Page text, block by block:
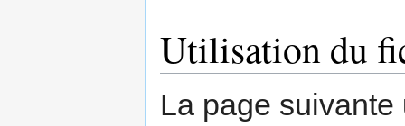
Utilisation du
La page